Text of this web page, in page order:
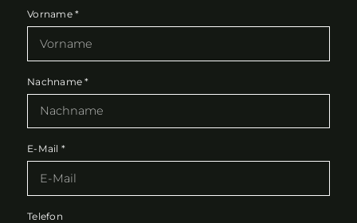
Vorname*
Nachname*
E-Mail *
Telefon